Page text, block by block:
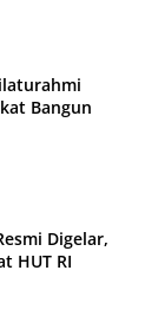
Bangun
Digelar,
HUT RI